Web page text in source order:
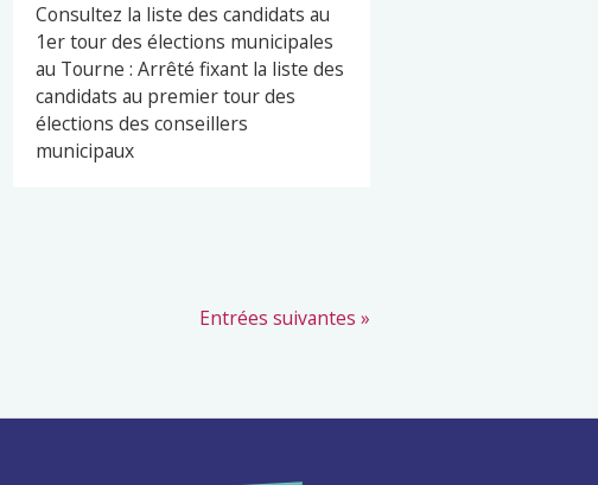
Consultez la liste des candidats au
1er tour des élections municipales
au Tourne : Arrêté fixant la liste des
candidats au premier tour des
élections des conseillers
municipaux
Entrées suivantes »